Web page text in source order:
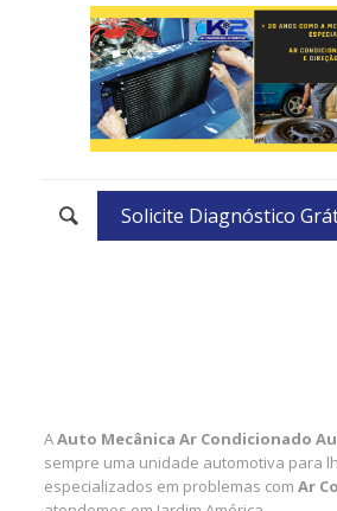
Solicite Diagnóstico
AAuto Mecânica Ar Condicionado
sempre uma unidade automotiva para
especializados em problemas comAr